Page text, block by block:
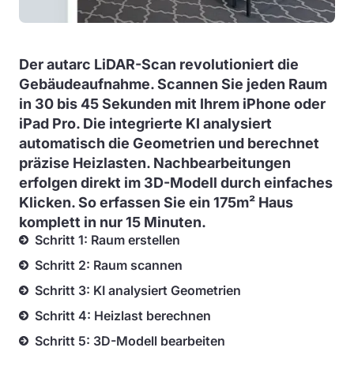
Der autarc LiDAR-Scan revolutioniert die
Gebäudeaufnahme. Scannen Sie jeden Raum
in 30 bis 45 Sekunden mit Ihrem iPhone oder
iPad Pro. Die integrierte KI analysiert
automatisch die Geometrien und berechnet
präzise Heizlasten. Nachbearbeitungen
erfolgen direkt im 3D-Modell durch einfaches
Klicken. So erfassen Sie ein 175m² Haus
komplett in nur 15 Minuten.
Schritt 1: Raum erstellen
Schritt 2: Raum scannen
Schritt 3: KI analysiert Geometrien
Schritt 4: Heizlast berechnen
Schritt 5: 3D-Modell bearbeiten